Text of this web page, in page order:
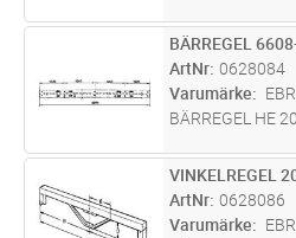
ST Lägg i
BÄRREGEL
ArtNr 0628084
Varumärke
EBR
BÄRREGEL HE
ST Lägg i
VINKELREGEL
ArtNr 0628086
Varumärke
EBR